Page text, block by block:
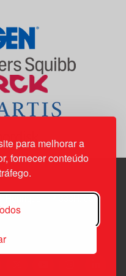
para melhorar a
fornecer conteúdo
Henrique, n.º 333H, esc.